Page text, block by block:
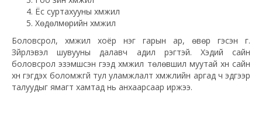
Ёс суртахууны хүмүүжил
Хөдөлмөрийн хүмүүжил
Боловсрол, хүмүүжил хоёр нэг гарын ар, өвөр гэсэн үг.
Зүйрлэвэл шувууны далавч адил үүрэгтэй. Хэдий сайн
боловсрол эзэмшсэн гээд хүмүүжил төлөвшил муутай хүн сайн
хүн гэгдэх боломжгүй тул уламжлалт хүмүүжлийн аргад ч эдгээр
талуудыг ямагт хамтад нь анхаарсаар иржээ.